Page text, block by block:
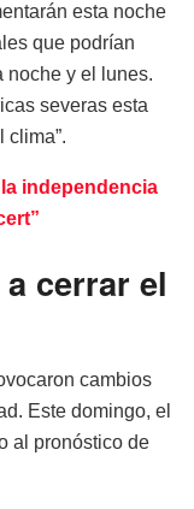
esta noche
que podrían
noche y el lunes.
severas esta
clima”.
independencia
cerrar el
cambios
Este domingo, el
al pronóstico de